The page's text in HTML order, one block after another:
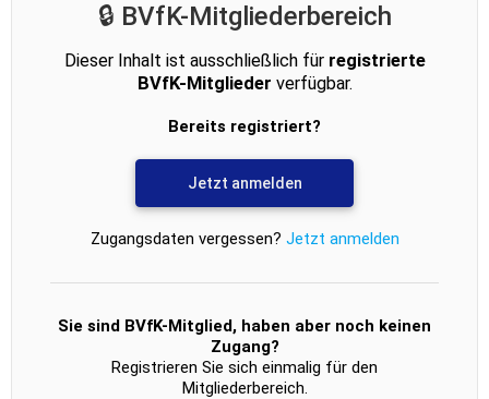
🔒 BVfK-Mitgliederbereich
Dieser Inhalt ist ausschließlich für registrierte
BVfK-Mitglieder verfügbar.
Bereits registriert?
Jetzt anmelden
Zugangsdaten vergessen? Jetzt anmelden
Sie sind BVfK-Mitglied, haben aber noch keinen
Zugang?
Registrieren Sie sich einmalig für den
Mitgliederbereich.